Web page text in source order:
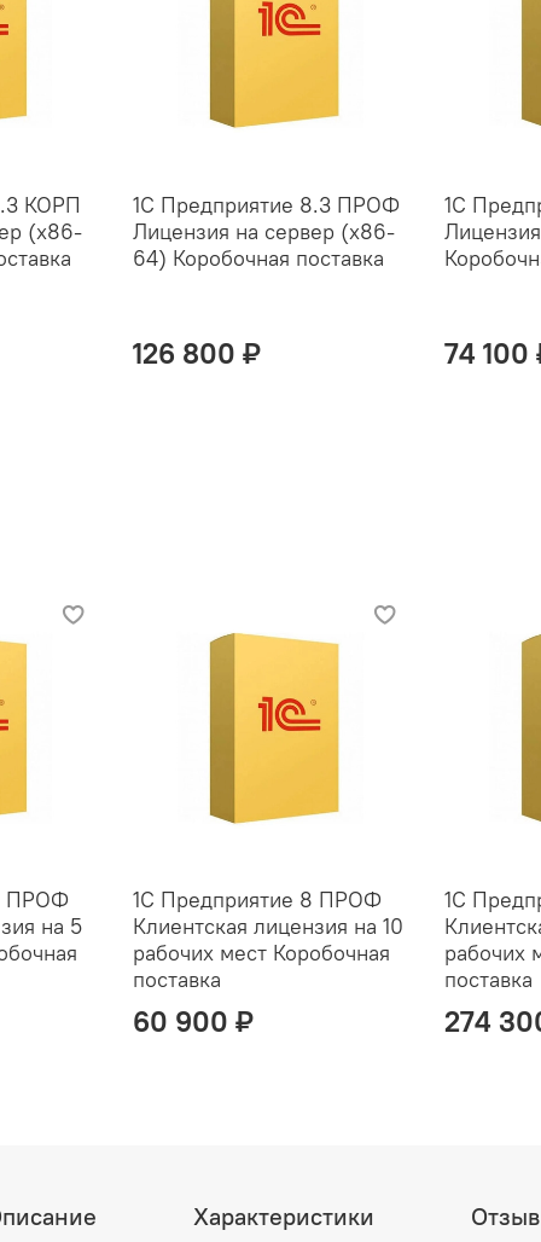
КОРП
(x86-
1С Предприятие 8.3 ПРОФ
Лицензия на сервер (x86-
64) Коробочная поставка
126 800 ₽
1С
74 100
ПРОФ
на 5
1С Предприятие 8 ПРОФ
Клиентская лицензия на 10
рабочих мест Коробочная
поставка
60 900 ₽
1С
рабочих
поставка
274
Характеристики